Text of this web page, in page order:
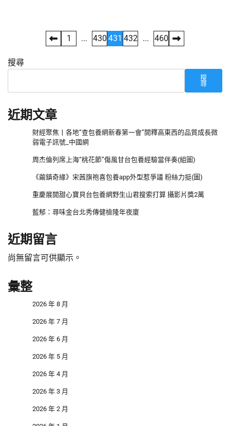
章
頁
1 ... 430 431 432 ... 460
搜尋
搜
尋
近期文章
財經聚焦丨各地“查包養網新春第一會”開釋高東西的品質成長微
弱電子訊號_中國網
周杰倫列席上海“桃花節”傷風甘台包養經驗當伴奏(組圖)
《繭鎮奇緣》宋茜旗袍喜包養app外型惹爭議 粉絲力挺(圖)
重慶展開甜心寶貝台包養網野生山君搜索打算 攝影片獎2萬
藍郁：尋味金台北秀傳健檢隆年夜廈
近期留言
尚無留言可供顯示。
彙整
2026 年 8 月
2026 年 7 月
2026 年 6 月
2026 年 5 月
2026 年 4 月
2026 年 3 月
2026 年 2 月